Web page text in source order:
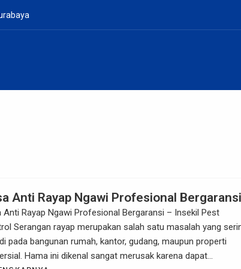
Anti Rayap Ngawi Profesional Bergaransi
Anti Rayap Ngawi Profesional Bergaransi – Insekil Pest
Serangan rayap merupakan salah satu masalah yang
pada bangunan rumah, kantor, gudang, maupun properti
Hama ini dikenal sangat merusak karena dapat